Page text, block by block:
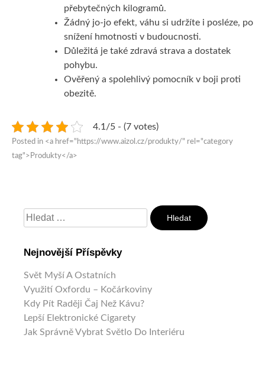
přebytečných kilogramů.
Žádný jo-jo efekt, váhu si udržíte i posléze, po
snížení hmotnosti v budoucnosti.
Důležitá je také zdravá strava a dostatek
pohybu.
Ověřený a spolehlivý pomocník v boji proti
obezitě.
4.1/5 - (7 votes)
Posted in <a href="https://www.aizol.cz/produkty/" rel="category
tag">Produkty</a>
Vyhledávání
Nejnovější Příspěvky
Svět Myší A Ostatních
Využití Oxfordu – Kočárkoviny
Kdy Pít Raději Čaj Než Kávu?
Lepší Elektronické Cigarety
Jak Správně Vybrat Světlo Do Interiéru